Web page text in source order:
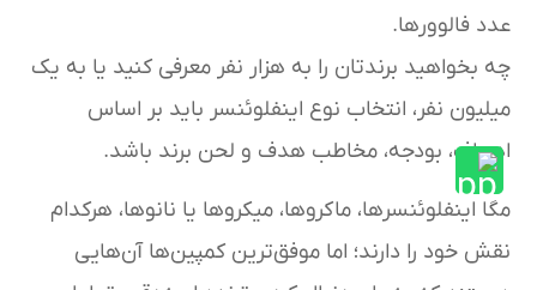
عدد فالوورها.
چه بخواهید برندتان را به هزار نفر معرفی کنید یا به یک
میلیون نفر، انتخاب نوع اینفلوئنسر باید بر اساس
اهداف، بودجه، مخاطب هدف و لحن برند باشد.
مگا اینفلوئنسرها، ماکروها، میکروها یا نانوها، هرکدام
نقش خود را دارند؛ اما موفق‌ترین کمپین‌ها آن‌هایی